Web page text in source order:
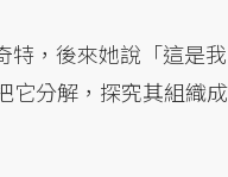
特，後來她說「這是我
它分解，探究其組織成